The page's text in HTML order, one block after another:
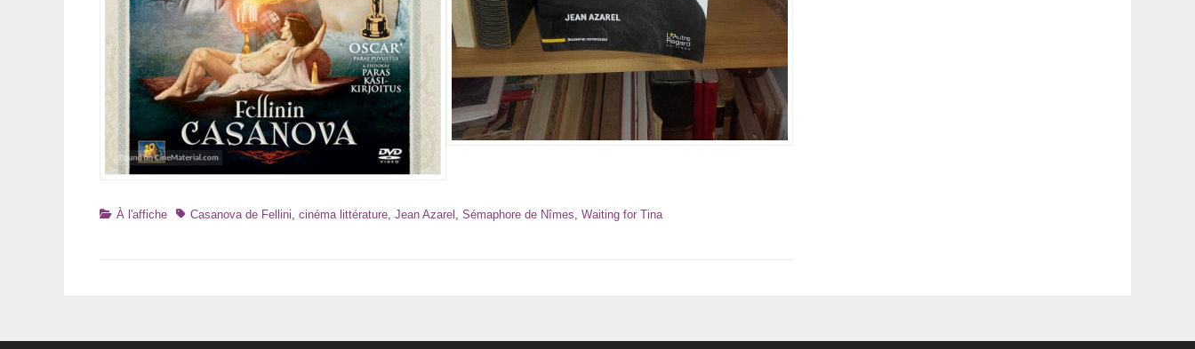
Catégories
À l'affiche TagsCasanova de Fellini, cinéma littérature, Jean Azarel , Sémaphore de Nîmes, Waiting for Tina